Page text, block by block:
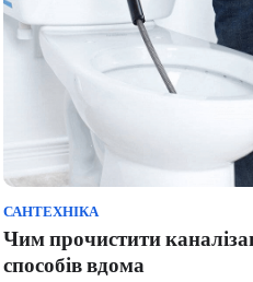
САНТЕХНІКА
Чим прочистити
способів вдома